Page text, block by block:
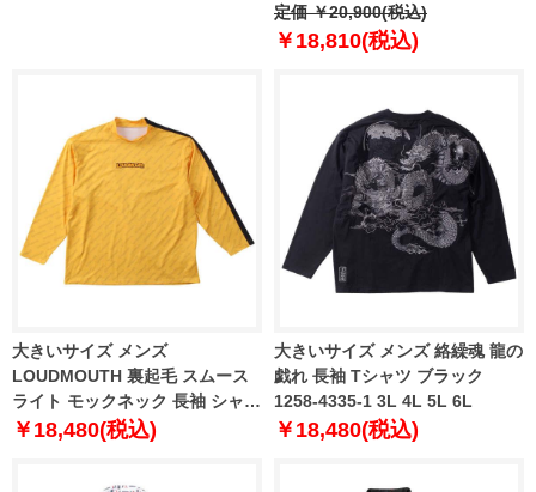
直輸入 nt7tr04j
定価 ￥20,900(税込)
￥18,810(税込)
大きいサイズ メンズ
LOUDMOUTH 裏起毛 スムース
ライト モックネック 長袖 シャツ
イエロー 1278-3325-1 3L 4L 5L
￥18,480(税込)
大きいサイズ メンズ 絡繰魂 龍の
戯れ 長袖 Tシャツ ブラック
1258-4335-1 3L 4L 5L 6L
￥18,480(税込)